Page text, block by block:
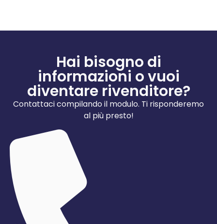
Hai bisogno di
informazioni o vuoi
diventare rivenditore?
Contattaci compilando il modulo. Ti risponderemo
al più presto!